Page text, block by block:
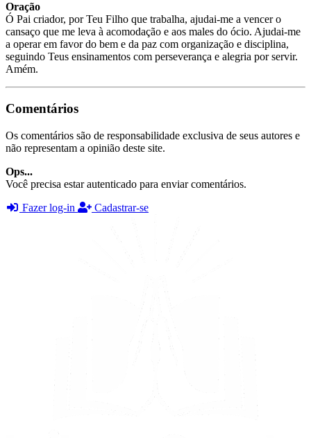
Oração
Ó Pai criador, por Teu Filho que trabalha, ajudai-me a vencer o
cansaço que me leva à acomodação e aos males do ócio. Ajudai-me
a operar em favor do bem e da paz com organização e disciplina,
seguindo Teus ensinamentos com perseverança e alegria por servir.
Amém.
Comentários
Os comentários são de responsabilidade exclusiva de seus autores e
não representam a opinião deste site.
Ops...
Você precisa estar autenticado para enviar comentários.
Fazer log-in
Cadastrar-se